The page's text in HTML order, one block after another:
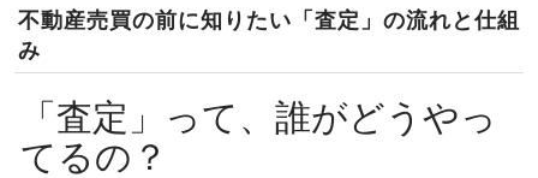
ニュース >
お問い合わせ
不動産売買の前に知りたい「査定」の流れと仕組
み
「査定」って、誰がどうやっ
てるの？